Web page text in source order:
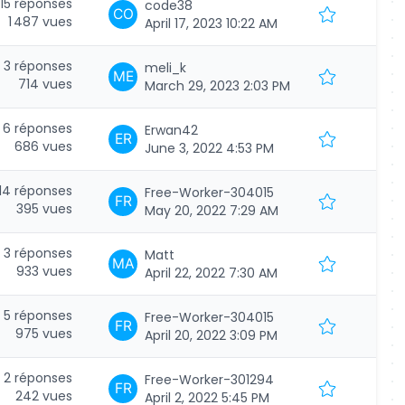
15 réponses
1 487 vues
code38
April 17, 2023 10:22 AM
3 réponses
714 vues
meli_k
March 29, 2023 2:03 PM
6 réponses
686 vues
Erwan42
June 3, 2022 4:53 PM
réponses
395 vues
Free-Worker-304015
May 20, 2022 7:29 AM
3 réponses
933 vues
Matt
April 22, 2022 7:30 AM
5 réponses
975 vues
Free-Worker-304015
April 20, 2022 3:09 PM
2 réponses
242 vues
Free-Worker-301294
April 2, 2022 5:45 PM